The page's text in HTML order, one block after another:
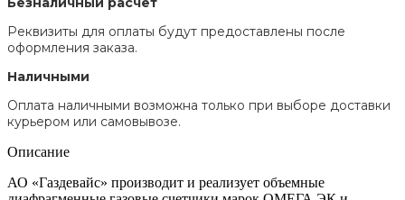
Реквизиты для оплаты будут предоставлены после
оформления заказа.
Наличными
Оплата наличными возможна только при выборе доставки
курьером или самовывозе.
Описание
АО «Газдевайс» производит и реализует объемные